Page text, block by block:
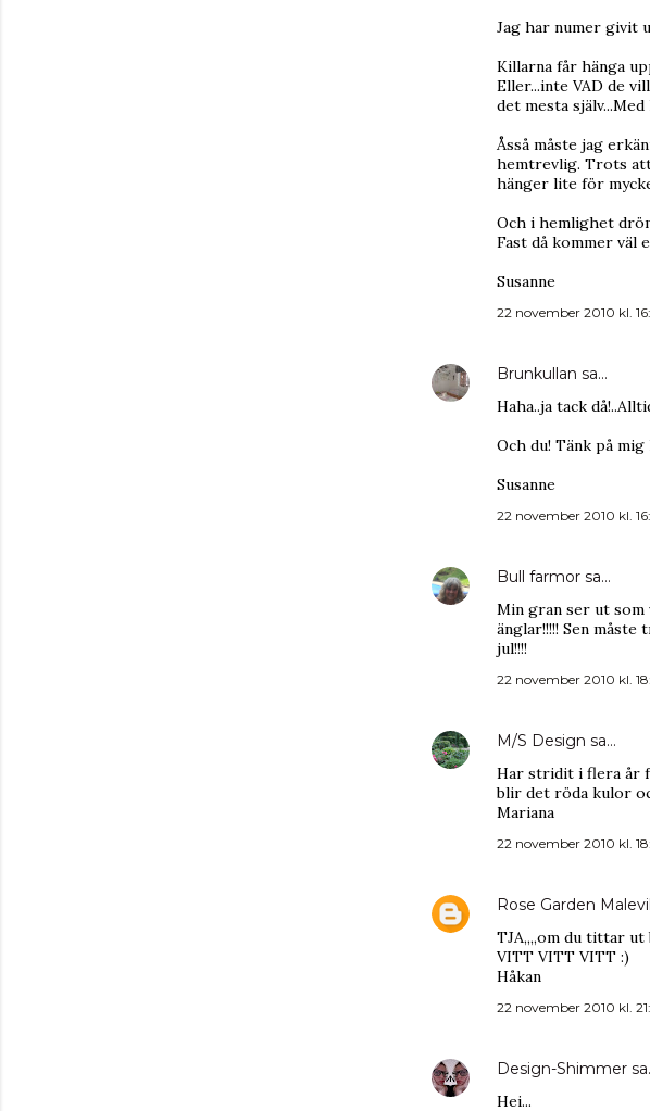
Jag har numer givit
Killarna får hänga
Eller...inte VAD de
det mesta
Åsså måste jag
hemtrevlig. Trots att
hänger lite för
Och i hemlighet
Fast då kommer väl
Susanne
22 november 2010 kl.
Brunkullan sa…
Haha..ja tack
Och du! Tänk på
Susanne
22 november 2010 kl.
Bull farmor sa…
Min gran ser ut som
änglar!!!!! Sen
jul!!!!
22 november 2010 kl.
M/S Design sa…
Har stridit i flera år
blir det röda kulor
Mariana
22 november 2010 kl.
Rose Garden
TJA,,,,om du tittar
VITT VITT VITT :)
Håkan
22 november 2010 kl.
Design-Shimmer
Hei...